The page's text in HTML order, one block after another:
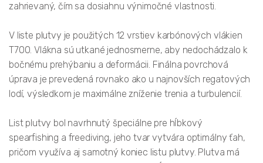
zahrievaný, čím sa dosiahnu výnimočné vlastnosti.
V liste plutvy je použitých 12 vrstiev karbónových vlákien
T700. Vlákna sú utkané jednosmerne, aby nedochádzalo k
bočnému prehýbaniu a deformácii. Finálna povrchová
úprava je prevedená rovnako ako u najnovších regatových
lodí, výsledkom je maximálne zníženie trenia a turbulencií.
List plutvy bol navrhnutý špeciálne pre hĺbkový
spearfishing a freediving, jeho tvar vytvára optimálny ťah,
pričom využíva aj samotný koniec listu plutvy. Plutva má